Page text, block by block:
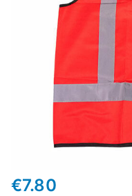
€7.80